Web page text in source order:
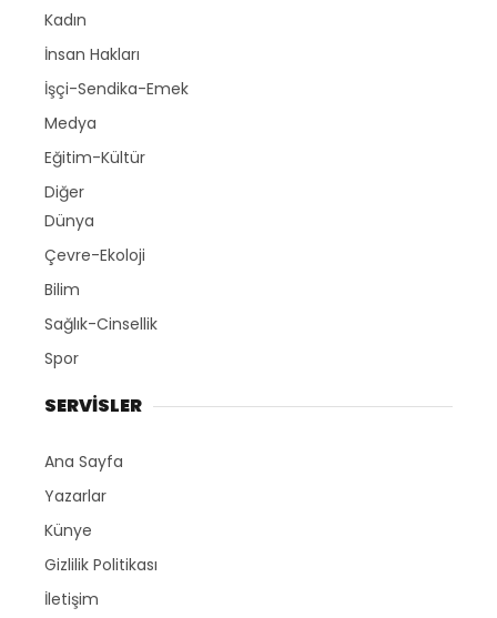
Kadın
İnsan Hakları
İşçi-Sendika-Emek
Medya
Eğitim-Kültür
Diğer
Dünya
Çevre-Ekoloji
Bilim
Sağlık-Cinsellik
Spor
SERVİSLER
Ana Sayfa
Yazarlar
Künye
Gizlilik Politikası
İletişim